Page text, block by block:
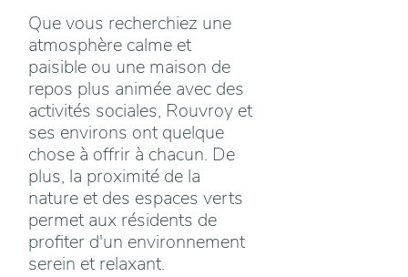
Que vous recherchiez une
atmosphère calme et
paisible ou une maison de
repos plus animée avec des
activités sociales, Rouvroy et
ses environs ont quelque
chose à offrir à chacun. De
plus, la proximité de la
nature et des espaces verts
permet aux résidents de
profiter d'un environnement
serein et relaxant.